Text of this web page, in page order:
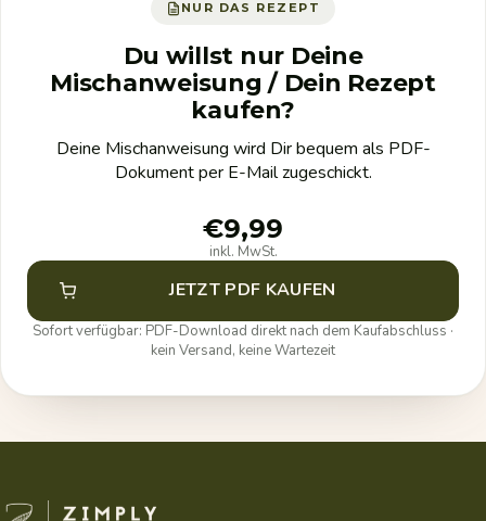
NUR DAS REZEPT
Du willst nur Deine
Mischanweisung / Dein Rezept
kaufen?
Deine Mischanweisung wird Dir bequem als PDF-
Dokument per E-Mail zugeschickt.
€9,99
inkl. MwSt.
JETZT PDF KAUFEN
Sofort verfügbar: PDF-Download direkt nach dem Kaufabschluss ·
kein Versand, keine Wartezeit
Zimply Natural